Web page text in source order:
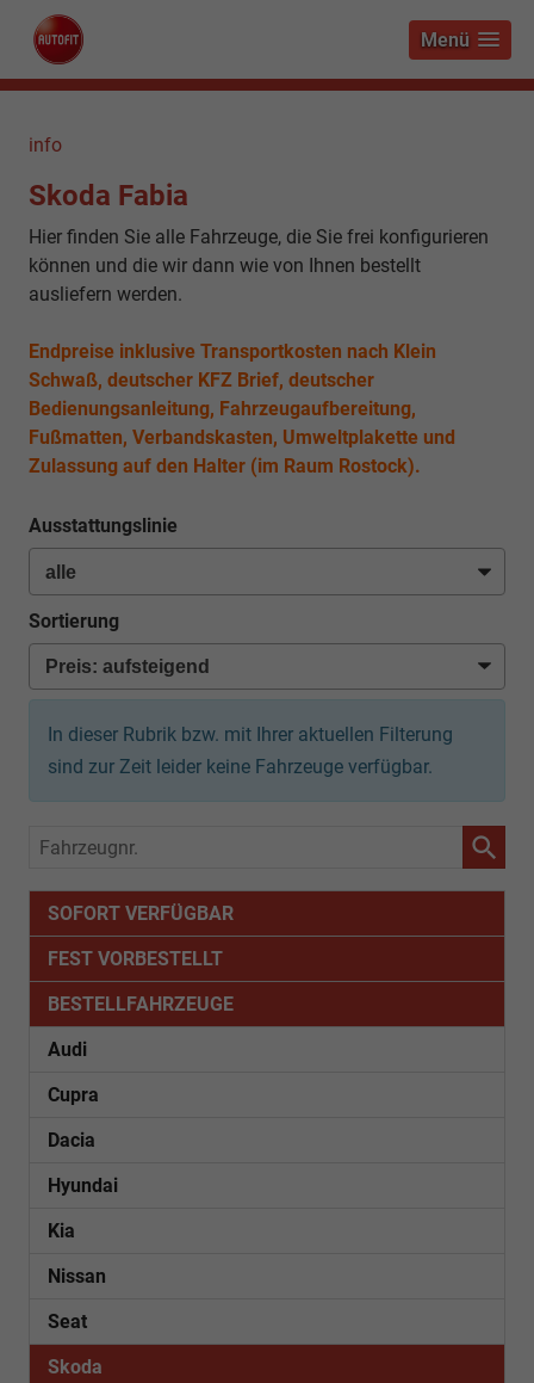
Menü
info
Skoda Fabia
Hier finden Sie alle Fahrzeuge, die Sie frei konfigurieren
können und die wir dann wie von Ihnen bestellt
ausliefern werden.
Endpreise inklusive Transportkosten nach Klein
Schwaß, deutscher KFZ Brief, deutscher
Bedienungsanleitung, Fahrzeugaufbereitung,
Fußmatten, Verbandskasten, Umweltplakette und
Zulassung auf den Halter (im Raum Rostock).
Ausstattungslinie
Sortierung
In dieser Rubrik bzw. mit Ihrer aktuellen Filterung
sind zur Zeit leider keine Fahrzeuge verfügbar.
Fahrzeugnr.
SOFORT VERFÜGBAR
FEST VORBESTELLT
BESTELLFAHRZEUGE
Audi
Cupra
Dacia
Hyundai
Kia
Nissan
Seat
Skoda